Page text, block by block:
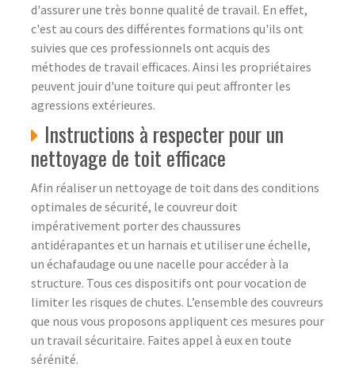
d'assurer une très bonne qualité de travail. En effet,
c'est au cours des différentes formations qu'ils ont
suivies que ces professionnels ont acquis des
méthodes de travail efficaces. Ainsi les propriétaires
peuvent jouir d'une toiture qui peut affronter les
agressions extérieures.
Instructions à respecter pour un
nettoyage de toit efficace
Afin réaliser un nettoyage de toit dans des conditions
optimales de sécurité, le couvreur doit
impérativement porter des chaussures
antidérapantes et un harnais et utiliser une échelle,
un échafaudage ou une nacelle pour accéder à la
structure. Tous ces dispositifs ont pour vocation de
limiter les risques de chutes. L’ensemble des couvreurs
que nous vous proposons appliquent ces mesures pour
un travail sécuritaire. Faites appel à eux en toute
sérénité.